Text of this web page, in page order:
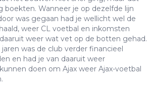
boekten. Wanneer je op dezelfde lijn
was gegaan had je wellicht wel de
weer CL voetbal en inkomsten
weer wat vet op de botten gehad.
was de club verder financieel
en had je van daaruit weer
doen om Ajax weer Ajax-voetbal